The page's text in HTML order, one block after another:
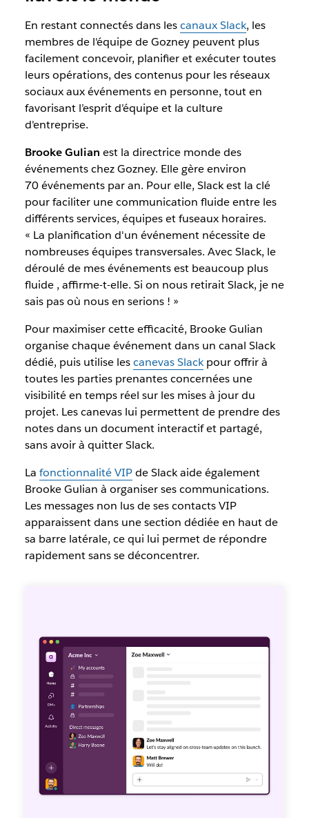
En restant connectés dans lescanaux Slack, les
membres de l'équipe de Gozney peuvent plus
facilement concevoir, planifier et exécuter toutes
leurs opérations, des contenus pour les réseaux
sociaux aux événements en personne, tout en
favorisant l’esprit d’équipe et la culture
d'entreprise.
Brooke Gulian est la directrice monde des
événements chez Gozney. Elle gère environ
70 événements par an. Pour elle, Slack est la clé
pour faciliter une communication fluide entre les
différents services, équipes et fuseaux horaires.
« La planification d'un événement nécessite de
nombreuses équipes transversales. Avec Slack, le
déroulé de mes événements est beaucoup plus
fluide , affirme-t-elle. Si on nous retirait Slack, je ne
sais pas où nous en serions ! »
Pour maximiser cette efficacité, Brooke Gulian
organise chaque événement dans un canal Slack
dédié, puis utilise lescanevas Slackpour offrir à
toutes les parties prenantes concernées une
visibilité en temps réel sur les mises à jour du
projet. Les canevas lui permettent de prendre des
notes dans un document interactif et partagé,
sans avoir à quitter Slack.
La fonctionnalité VIPde Slack aide également
Brooke Gulian à organiser ses communications.
Les messages non lus de ses contacts VIP
apparaissent dans une section dédiée en haut de
sa barre latérale, ce qui lui permet de répondre
rapidement sans se déconcentrer.